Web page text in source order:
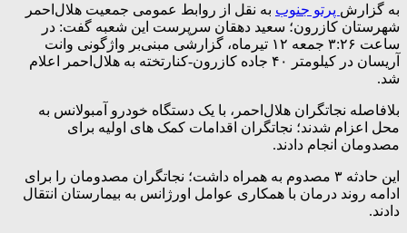
به گزارش پرتو جنوب به نقل از روابط عمومی جمعیت هلال‌احمر
شهرستان کازرون؛ سعید دهقان سرپرست این شعبه گفت: در
ساعت ۳:۲۶ جمعه ۱۲ تیرماه، گزارشی مبنی‌بر واژگونی وانت
آریسان در کیلومتر ۴۰ جاده کازرون-کنارتخته به هلال‌احمر اعلام
شد.
بلافاصله نجاتگران هلال‌احمر، با یک دستگاه خودرو آمبولانس به
محل اعزام شدند؛ نجاتگران اقدامات کمک های اولیه برای
مصدومان انجام دادند.
این حادثه ۳ مصدوم به همراه داشت؛ نجاتگران مصدومان را برای
ادامه روند درمان با همکاری عوامل اورژانس به بیمارستان انتقال
دادند.